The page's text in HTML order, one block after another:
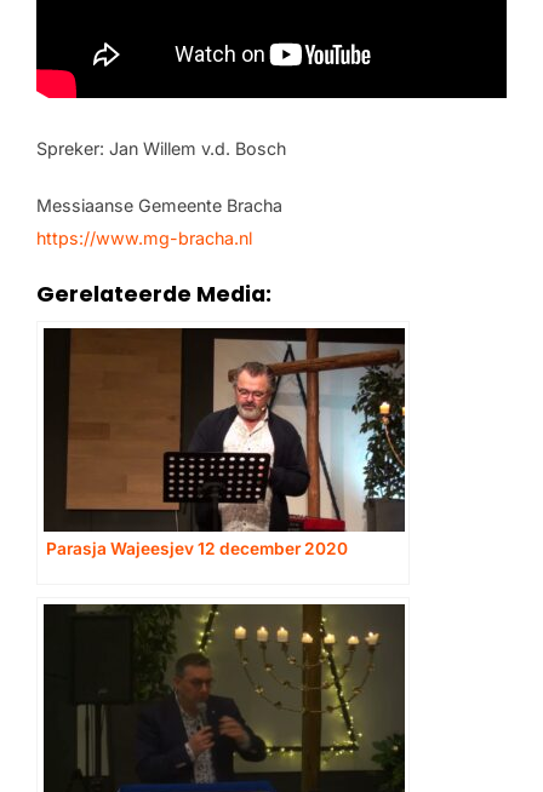
Spreker: Jan Willem v.d. Bosch
Messiaanse Gemeente Bracha
https://www.mg-bracha.nl
Gerelateerde Media:
Parasja Wajeesjev 12 december 2020